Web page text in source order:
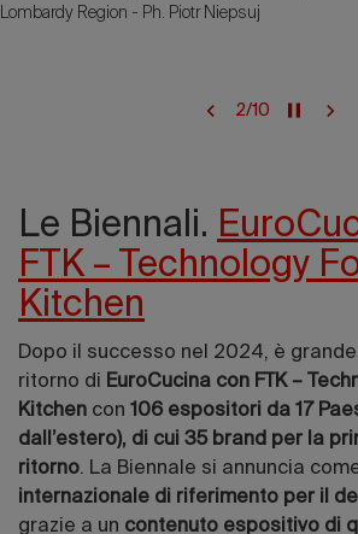
Lombardy Region - Ph. Piotr Niepsuj
2/10
Le Biennali.
FTK – Technology
Kitchen
Dopo il successo nel 2024, è
ritorno di EuroCucina con FTK –
Kitchen con 106 espositori da 17
dall’estero), di cui 35 brand per la
ritorno. La Biennale si annuncia
internazionale di riferimento per il
grazie a un contenuto espositivo di